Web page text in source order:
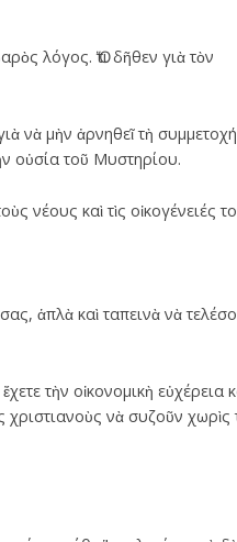
λόγος. Ὅτι δῆθεν γιὰ τὸν
νὰ μὴν ἀρνηθεῖ τὴ
οὐσία τοῦ Μυστηρίου.
νέους καὶ τὶς οἰκογένειές
ἁπλὰ καὶ ταπεινὰ νὰ
τὴν οἰκονομικὴ εὐχέρεια
χριστιανοὺς νὰ συζοῦν χωρὶς